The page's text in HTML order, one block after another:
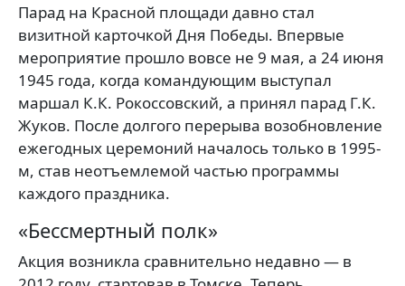
Парад на Красной площади давно стал
визитной карточкой Дня Победы. Впервые
мероприятие прошло вовсе не 9 мая, а 24 июня
1945 года, когда командующим выступал
маршал К.К. Рокоссовский, а принял парад Г.К.
Жуков. После долгого перерыва возобновление
ежегодных церемоний началось только в 1995-
м, став неотъемлемой частью программы
каждого праздника.
«Бессмертный полк»
Акция возникла сравнительно недавно — в